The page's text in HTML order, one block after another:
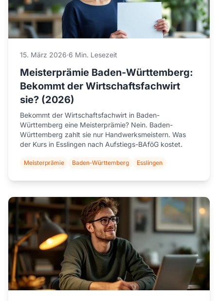
15. März 2026·6 Min. Lesezeit
Meisterprämie Baden-Württemberg:
Bekommt der Wirtschaftsfachwirt
sie? (2026)
Bekommt der Wirtschaftsfachwirt in Baden-
Württemberg eine Meisterprämie? Nein. Baden-
Württemberg zahlt sie nur Handwerksmeistern. Was
der Kurs in Esslingen nach Aufstiegs-BAföG kostet.
Meisterprämie Baden-Württemberg Esslingen